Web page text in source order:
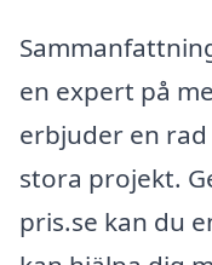
en expert på
erbjuder en
stora projekt.
pris.se kan du